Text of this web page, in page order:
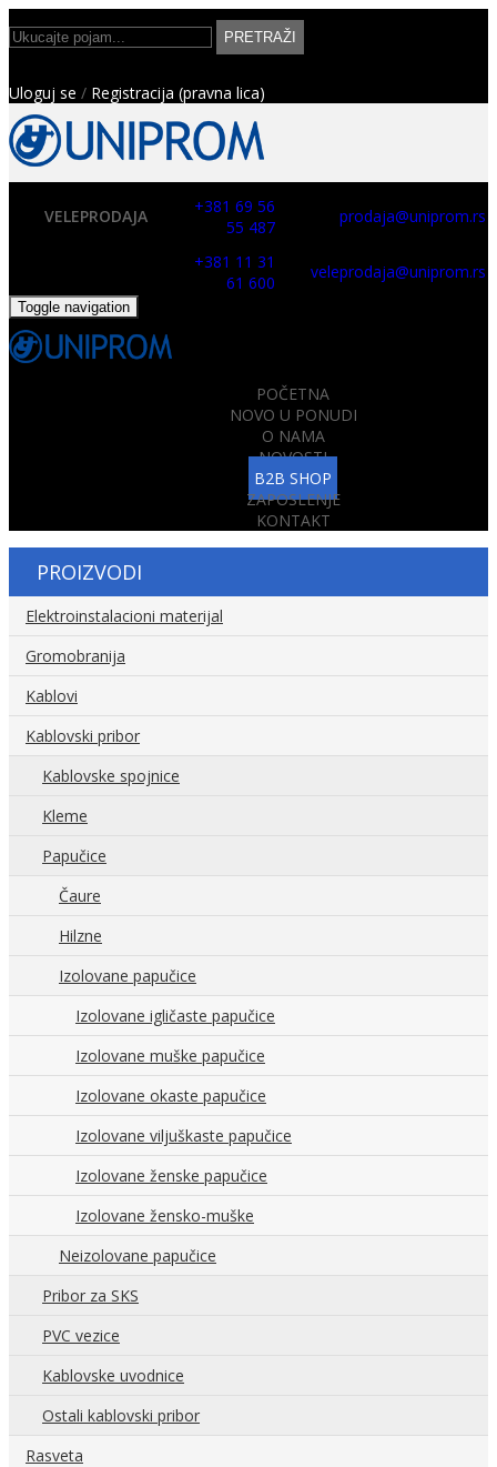
PRETRAŽI
Uloguj se / Registracija (pravna lica)
VELEPRODAJA
+381 69 56
55 487
prodaja@uniprom.rs
+381 11 31
61 600
veleprodaja@uniprom.rs
Toggle navigation
POČETNA
NOVO U PONUDI
O NAMA
NOVOSTI
B2B SHOP
ZAPOSLENJE
KONTAKT
PROIZVODI
Elektroinstalacioni materijal
Gromobranija
Kablovi
Kablovski pribor
Kablovske spojnice
Kleme
Papučice
Čaure
Hilzne
Izolovane papučice
Izolovane igličaste papučice
Izolovane muške papučice
Izolovane okaste papučice
Izolovane viljuškaste papučice
Izolovane ženske papučice
Izolovane žensko-muške
Neizolovane papučice
Pribor za SKS
PVC vezice
Kablovske uvodnice
Ostali kablovski pribor
Rasveta